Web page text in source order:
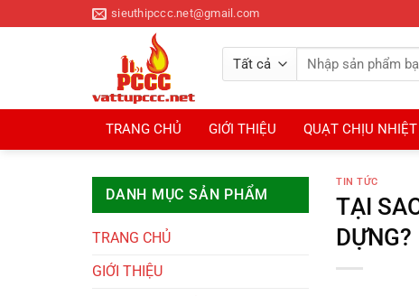
qua
sieuthipccc.net@gmail.com
Tìm
TRANG CHỦ GIỚI THIỆU QUẠT CHỊU
DANH MỤC SẢN PHẨM
TRANG CHỦ
GIỚI THIỆU
TIN TỨC
TẠI
DỰNG?